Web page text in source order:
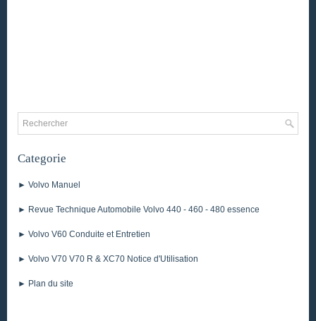
Categorie
► Volvo Manuel
► Revue Technique Automobile Volvo 440 - 460 - 480 essence
► Volvo V60 Conduite et Entretien
► Volvo V70 V70 R & XC70 Notice d'Utilisation
► Plan du site